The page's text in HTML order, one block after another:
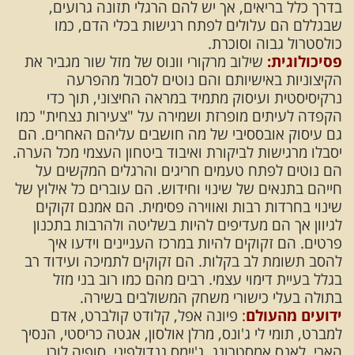
בדרך כלל בריאים, אך יש להם הרגלי תזונה גרועים,
שבגללם הם עלולים לפתח רגישות בכלי הדם, כמו
כולסטרול גבוה וסוכרת.
פסיכולוגית: שילוב מרקורי וונוס של מזל שור מגביר את
הקיצוניות באישיותם והם נוטים לסבול מהפרעה
נרקיסיסטית ועיסוק מתמיד במראה החיצוני, תוך כדי
הקפדה לעיתים מופרזת ושמירה על "צעירות נצחית" כמו
גם עיסוק אובססיבי של מה חושבים עליהם האחרים. הם
יסבלו מרגישות לביקורת ואיבוד ביטחון העצמי מכל הערה.
הם נוטים לפתח טעמים חריגים והרגלים המקשים על
חייהם בתנאים של שינוי וחידוש. הם עוברים כל אילוץ של
שינוי בחרדות רבות ואווירה פסימית. הם אמנם זקוקים
לגיוון אך הם מעדיפים להיות בשליטה ולהרבות בתכנון
פרטים. הם זקוקים להיות במרכז העניינים וידעו איך
להסב תשומת לב בקלות. הם זקוקים לתמיכה ועידוד רב
בגלל בעיית דימוי עצמי. רבים מהם כמו רוב בני מזל
בתולה בעלי כישורי משחק המשולבים בשירה.
ידועים מהעולם: פיונה אפל, קלודט קולברט, אדם
למברט, תומי לי ג'ונס, מרלן אולסון, אגטה כריסטי, הנסיך